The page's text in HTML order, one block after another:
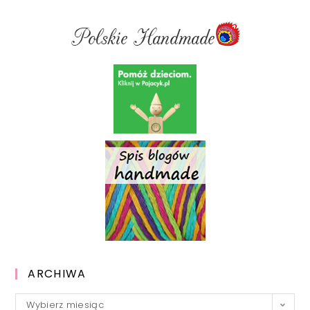
ARCHIWA
Archiwa
Wybierz miesiąc